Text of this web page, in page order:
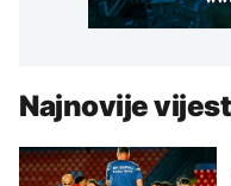
Najnovije